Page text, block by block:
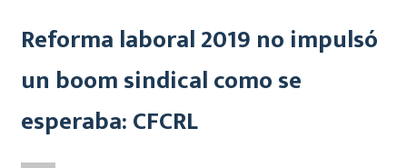
Reforma laboral 2019 no impulsó
un boom sindical como se
esperaba: CFCRL